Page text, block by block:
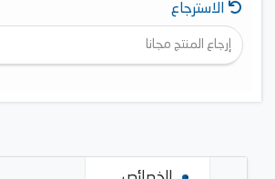
الاسترجاع
إرجاع المنتج مجانا